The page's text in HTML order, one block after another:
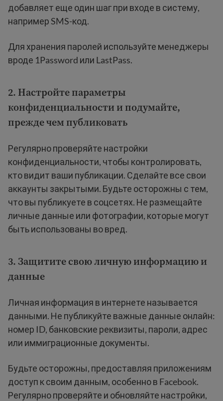
добавляет еще один шаг при входе в систему,
например SMS-код.
Для хранения паролей используйте менеджеры
вроде 1Password или LastPass.
2. Настройте параметры
конфиденциальности и подумайте,
прежде чем публиковать
Регулярно проверяйте настройки
конфиденциальности, чтобы контролировать,
кто видит ваши публикации. Сделайте все свои
аккаунты закрытыми. Будьте осторожны с тем,
что вы публикуете в соцсетях. Не размещайте
личные данные или фотографии, которые могут
быть использованы во вред.
3. Защитите свою личную информацию и
данные
Личная информация в интернете называется
данными. Не публикуйте важные данные онлайн:
номер ID, банковские реквизиты, пароли, адрес
или иммиграционные документы.
Будьте осторожны, предоставляя приложениям
доступ к своим данным, особенно в Facebook.
Регулярно проверяйте и обновляйте настройки,